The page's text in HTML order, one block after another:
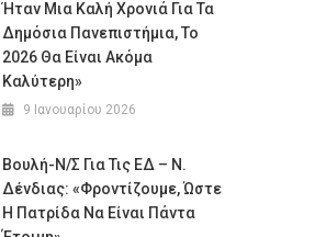
Ήταν Μια Καλή Χρονιά Για Τα
Δημόσια Πανεπιστήμια, Το
2026 Θα Είναι Ακόμα
Καλύτερη»
9 Ιανουαρίου 2026
Βουλή-Ν/σ Για Τις ΕΔ – Ν.
Δένδιας: «Φροντίζουμε, Ώστε
Η Πατρίδα Να Είναι Πάντα